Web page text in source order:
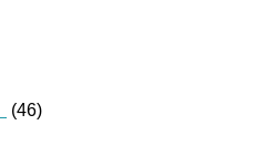
(46)